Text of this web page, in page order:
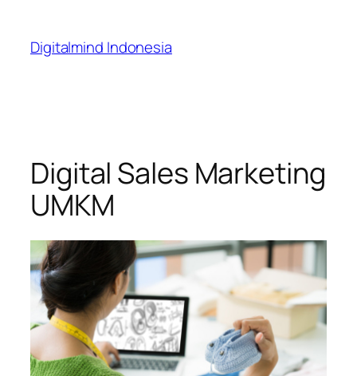
Digitalmind Indonesia
Digital Sales Marketing
UMKM